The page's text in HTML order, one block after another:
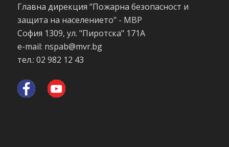
Главна дирекция "Пожарна безопасност и
защита на населението" - МВР
София 1309, ул. "Пиротска" 171А
e-mail: nspab@mvr.bg
тел.: 02 982 12 43